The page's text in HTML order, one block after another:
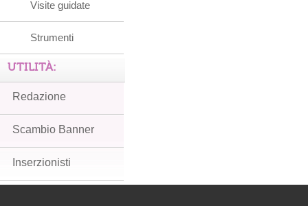
Visite guidate
Strumenti
UTILITÀ:
Redazione
Scambio Banner
Inserzionisti